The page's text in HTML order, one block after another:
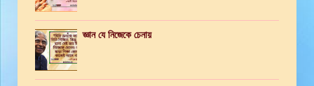
জ্ঞান যে নিজেকে চেনায়